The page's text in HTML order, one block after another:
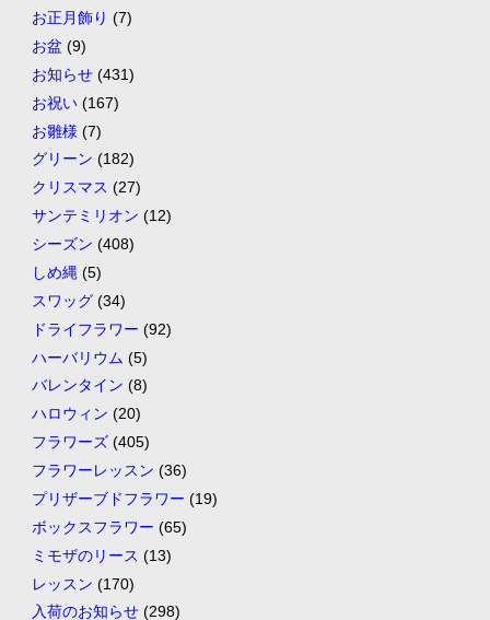
お正月飾り (7)
お盆 (9)
お知らせ(431)
お祝い(167)
お雛様 (7)
グリーン (182)
クリスマス (27)
サンテミリオン (12)
シーズン (408)
しめ縄 (5)
スワッグ(34)
ドライフラワー (92)
ハーバリウム (5)
バレンタイン (8)
ハロウィン (20)
フラワーズ(405)
フラワーレッスン (36)
プリザーブドフラワー (19)
ボックスフラワー (65)
ミモザのリース (13)
レッスン (170)
入荷のお知らせ(298)